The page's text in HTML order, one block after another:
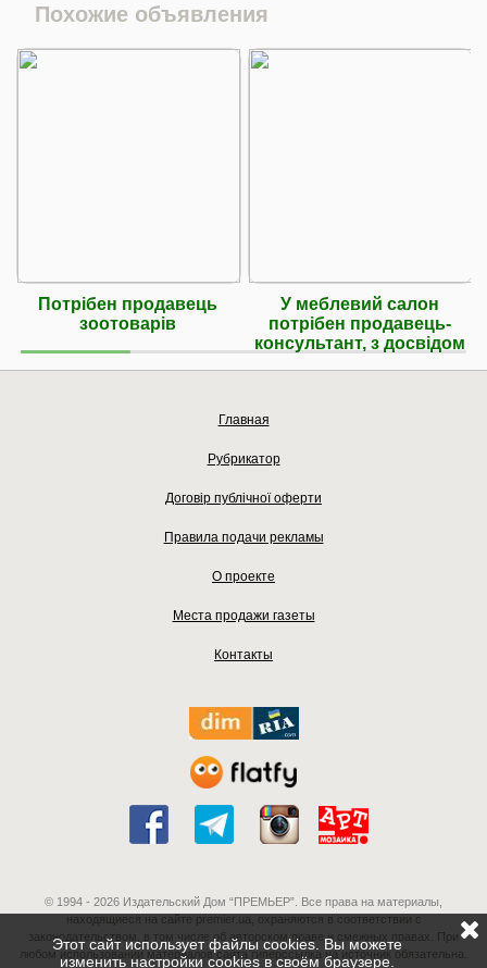
Похожие объявления
Потрібен продавець
зоотоварів
У меблевий салон
потрібен продавець-
консультант, з досвідом
Главная
Рубрикатор
Договір публічної оферти
Правила подачи рекламы
О проекте
Места продажи газеты
Контакты
© 1994 - 2026 Издательский Дом “ПРЕМЬЕР”. Все права на материалы,
находящиеся на сайте premier.ua, охраняются в соответствии с
законодательством, в том числе об авторском праве и смежных правах. При
любом использовании материалов сайта гиперссылка на источник обязательна.
Этот сайт использует файлы cookies. Вы можете
изменить настройки cookies в своём браузере.